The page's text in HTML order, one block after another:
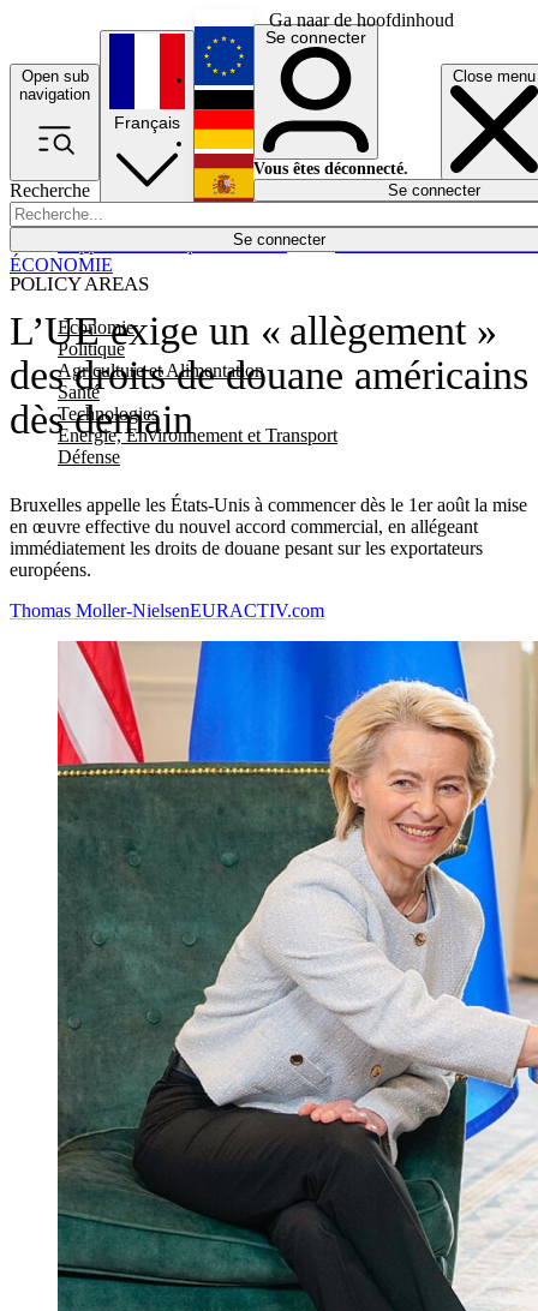
Ga naar de hoofdinhoud
Open sub
navigation
Close menu
Recherche
Se connecter
POLICY AREAS
Economie
Politique
Agriculture et Alimentation
Santé
Technologies
Energie, Environnement et Transport
Défense
Économie
Français
English
Deutsch
Español
Se connecter
Vous êtes déconnecté.
Se connecter
L’UE exige un « allègement »
des droits de douane américains
dès demain
Bruxelles appelle les États-Unis à commencer dès le 1er août la mise
en œuvre effective du nouvel accord commercial, en allégeant
immédiatement les droits de douane pesant sur les exportateurs
européens.
ÉCONOMIE
Thomas Moller-NielsenEURACTIV.com